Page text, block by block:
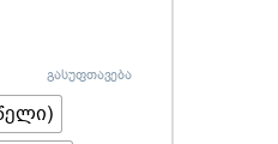
გასუფთავება